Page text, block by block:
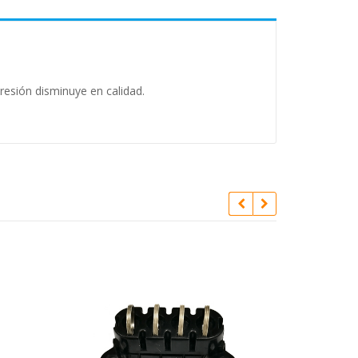
disminuye en calidad.